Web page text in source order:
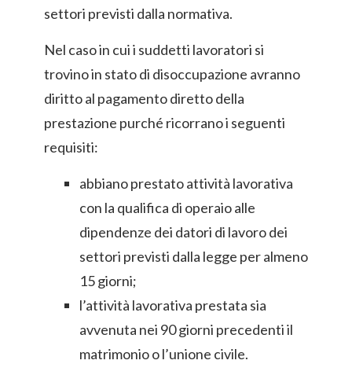
settori previsti dalla normativa.
Nel caso in cui i suddetti lavoratori si
trovino in stato di disoccupazione avranno
diritto al pagamento diretto della
prestazione purché ricorrano i seguenti
requisiti:
abbiano prestato attività lavorativa
con la qualifica di operaio alle
dipendenze dei datori di lavoro dei
settori previsti dalla legge per almeno
15 giorni;
l’attività lavorativa prestata sia
avvenuta nei 90 giorni precedenti il
matrimonio o l’unione civile.